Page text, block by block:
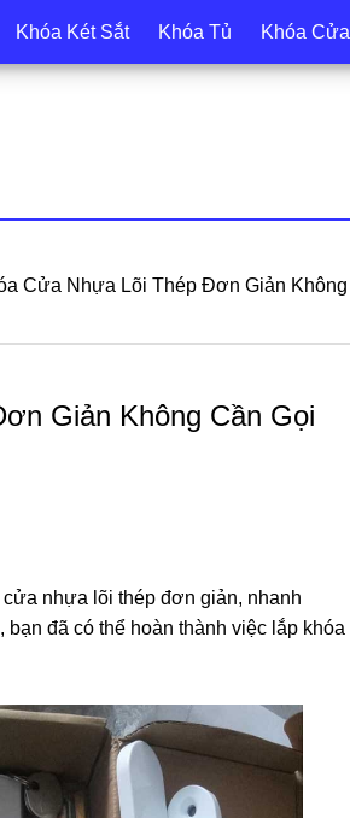
Khóa Két Sắt Khóa Tủ Khóa Cửa
Cửa Nhựa Lõi Thép Đơn Giản Không
Giản Không Cần Gọi
nhựa lõi thép đơn giản, nhanh
đã có thể hoàn thành việc lắp khóa